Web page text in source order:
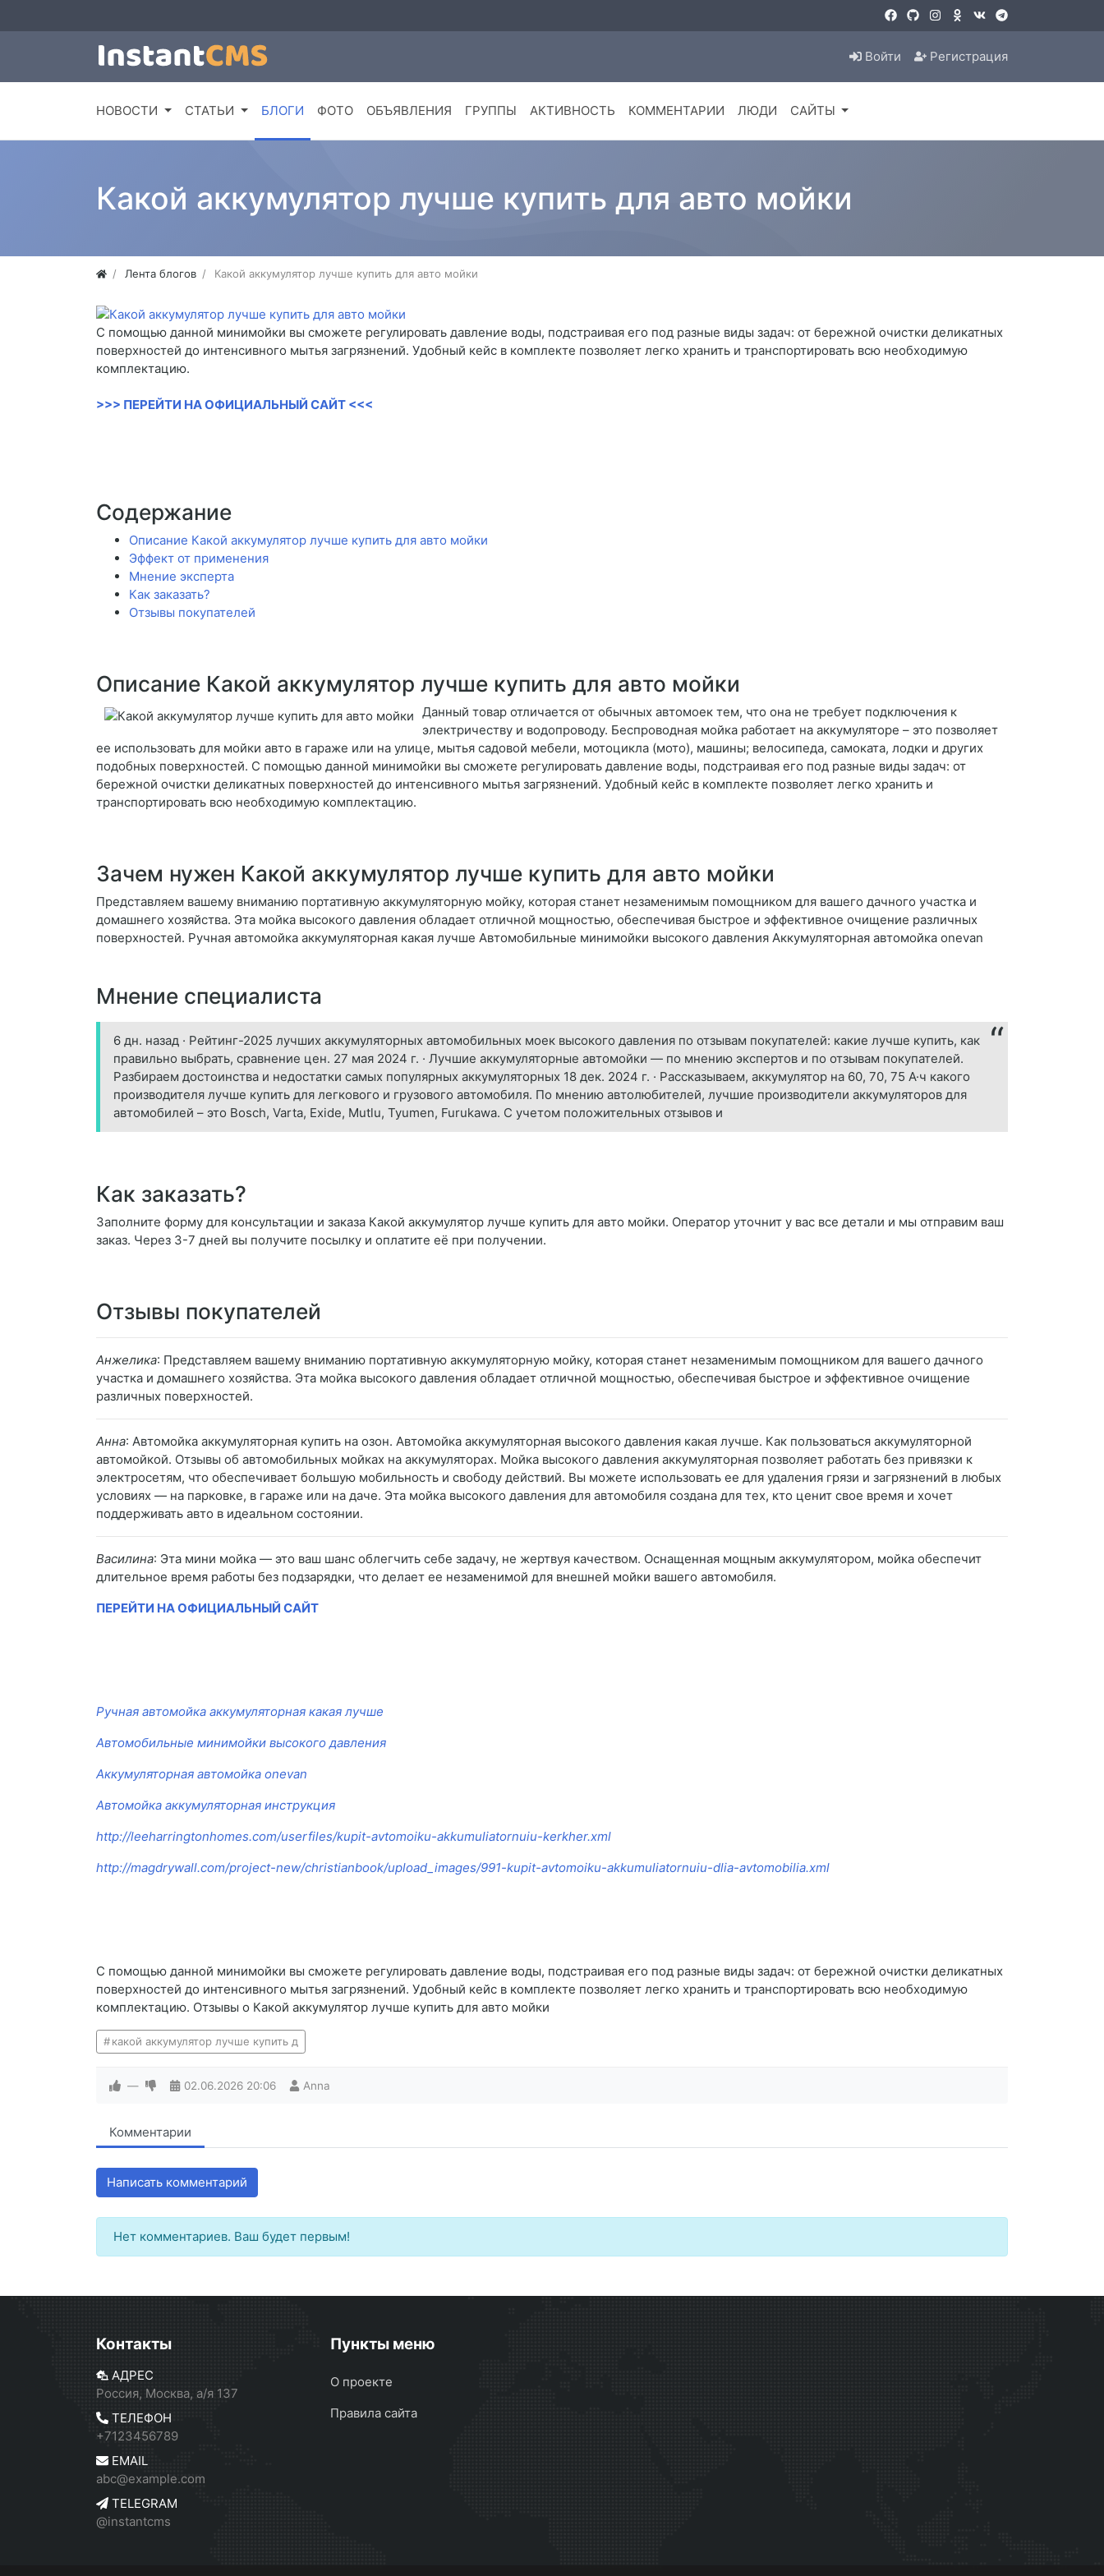
Войти Регистрация
НОВОСТИ СТАТЬИ БЛОГИ ФОТО ОБЪЯВЛЕНИЯ ГРУППЫ АКТИВНОСТЬ КОММЕНТАРИИ ЛЮДИ САЙТЫ
Какой аккумулятор лучше купить для авто мойки
Лента блогов Какой аккумулятор лучше купить для авто мойки
С помощью данной минимойки вы сможете регулировать давление воды, подстраивая его под разные виды задач: от бережной очистки деликатных
поверхностей до интенсивного мытья загрязнений. Удобный кейс в комплекте позволяет легко хранить и транспортировать всю необходимую
комплектацию.
>>> ПЕРЕЙТИ НА ОФИЦИАЛЬНЫЙ САЙТ <<<
Содержание
Описание Какой аккумулятор лучше купить для авто мойки
Эффект от применения
Мнение эксперта
Как заказать?
Отзывы покупателей
Описание Какой аккумулятор лучше купить для авто мойки
Данный товар отличается от обычных автомоек тем, что она не требует подключения к
электричеству и водопроводу. Беспроводная мойка работает на аккумуляторе – это позволяет
ее использовать для мойки авто в гараже или на улице, мытья садовой мебели, мотоцикла (мото), машины; велосипеда, самоката, лодки и других
подобных поверхностей. С помощью данной минимойки вы сможете регулировать давление воды, подстраивая его под разные виды задач: от
бережной очистки деликатных поверхностей до интенсивного мытья загрязнений. Удобный кейс в комплекте позволяет легко хранить и
транспортировать всю необходимую комплектацию.
Зачем нужен Какой аккумулятор лучше купить для авто мойки
Представляем вашему вниманию портативную аккумуляторную мойку, которая станет незаменимым помощником для вашего дачного участка и
домашнего хозяйства. Эта мойка высокого давления обладает отличной мощностью, обеспечивая быстрое и эффективное очищение различных
поверхностей. Ручная автомойка аккумуляторная какая лучше Автомобильные минимойки высокого давления Аккумуляторная автомойка onevan
Мнение специалиста
6 дн. назад · Рейтинг-2025 лучших аккумуляторных автомобильных моек высокого давления по отзывам покупателей: какие лучше купить, как
правильно выбрать, сравнение цен. 27 мая 2024 г. · Лучшие аккумуляторные автомойки — по мнению экспертов и по отзывам покупателей.
Разбираем достоинства и недостатки самых популярных аккумуляторных 18 дек. 2024 г. · Рассказываем, аккумулятор на 60, 70, 75 А·ч какого
производителя лучше купить для легкового и грузового автомобиля. По мнению автолюбителей, лучшие производители аккумуляторов для
автомобилей – это Bosch, Varta, Exide, Mutlu, Tyumen, Furukawa. С учетом положительных отзывов и
Как заказать?
Заполните форму для консультации и заказа Какой аккумулятор лучше купить для авто мойки. Оператор уточнит у вас все детали и мы отправим ваш
заказ. Через 3-7 дней вы получите посылку и оплатите её при получении.
Отзывы покупателей
Анжелика: Представляем вашему вниманию портативную аккумуляторную мойку, которая станет незаменимым помощником для вашего дачного
участка и домашнего хозяйства. Эта мойка высокого давления обладает отличной мощностью, обеспечивая быстрое и эффективное очищение
различных поверхностей.
Анна: Автомойка аккумуляторная купить на озон. Автомойка аккумуляторная высокого давления какая лучше. Как пользоваться аккумуляторной
автомойкой. Отзывы об автомобильных мойках на аккумуляторах. Мойка высокого давления аккумуляторная позволяет работать без привязки к
электросетям, что обеспечивает большую мобильность и свободу действий. Вы можете использовать ее для удаления грязи и загрязнений в любых
условиях — на парковке, в гараже или на даче. Эта мойка высокого давления для автомобиля создана для тех, кто ценит свое время и хочет
поддерживать авто в идеальном состоянии.
Василина: Эта мини мойка — это ваш шанс облегчить себе задачу, не жертвуя качеством. Оснащенная мощным аккумулятором, мойка обеспечит
длительное время работы без подзарядки, что делает ее незаменимой для внешней мойки вашего автомобиля.
ПЕРЕЙТИ НА ОФИЦИАЛЬНЫЙ САЙТ
Ручная автомойка аккумуляторная какая лучше
Автомобильные минимойки высокого давления
Аккумуляторная автомойка onevan
Автомойка аккумуляторная инструкция
http://leeharringtonhomes.com/userfiles/kupit-avtomoiku-akkumuliatornuiu-kerkher.xml
http://magdrywall.com/project-new/christianbook/upload_images/991-kupit-avtomoiku-akkumuliatornuiu-dlia-avtomobilia.xml
С помощью данной минимойки вы сможете регулировать давление воды, подстраивая его под разные виды задач: от бережной очистки деликатных
поверхностей до интенсивного мытья загрязнений. Удобный кейс в комплекте позволяет легко хранить и транспортировать всю необходимую
комплектацию. Отзывы о Какой аккумулятор лучше купить для авто мойки
какой аккумулятор лучше купить д
— 02.06.2026 20:06 Anna
Комментарии
Написать комментарий
Нет комментариев. Ваш будет первым!
Контакты
АДРЕС
Россия, Москва, а/я 137
ТЕЛЕФОН
+7123456789
EMAIL
abc@example.com
TELEGRAM
@instantcms
Пункты меню
О проекте
Правила сайта